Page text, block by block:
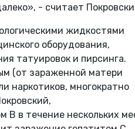
- считает
жидкостями
оборудования,
татуировок и пирсинга.
(от зараженной матери
наркотиков, многократно
в течение нескольких